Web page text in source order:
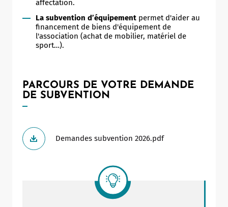
affectation.
La subvention d’équipement permet d'aider au
financement de biens d'équipement de
l'association (achat de mobilier, matériel de
sport…).
PARCOURS DE VOTRE DEMANDE
DE SUBVENTION
Demandes subvention 2026.pdf